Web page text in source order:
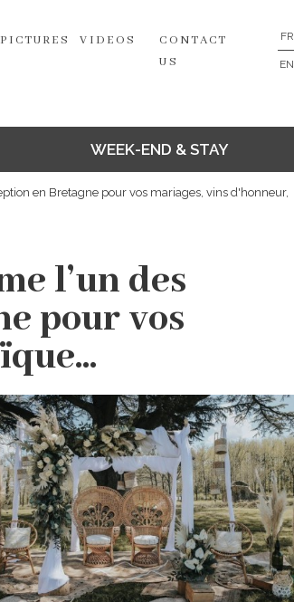
PICTURES VIDEOS
CONTACT
US
FR
EN
WEEK-END & STAY
en Bretagne pour vos mariages, vins d'honneur,
l’un des
pour vos